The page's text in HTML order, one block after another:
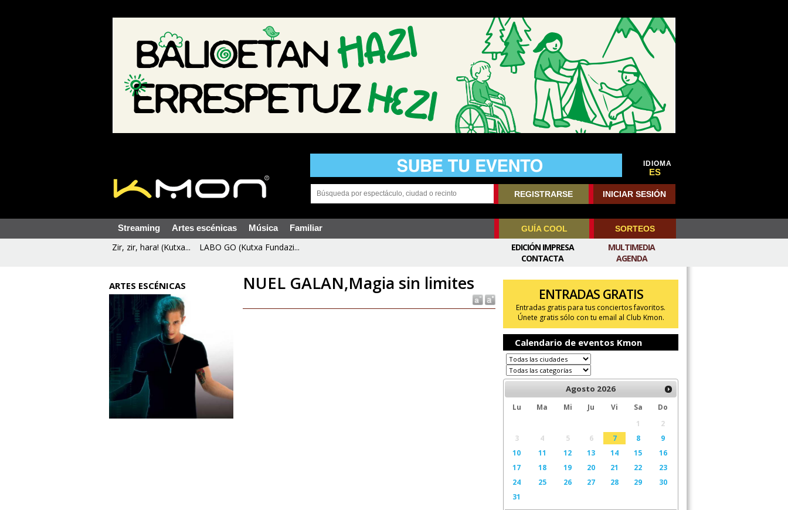
IDIOMA
ES
REGISTRARSE INICIAR SESIÓN
Streaming Artes escénicas Música Familiar GUÍA COOL SORTEOS
Zir, zir, hara! (Kutxa... LABO GO (Kutxa Fundazi...
MULTIMEDIA
AGENDA
EDICIÓN IMPRESA
CONTACTA
ARTES ESCÉNICAS NUEL GALAN,Magia sin limites
ENTRADAS GRATIS
Entradas gratis para tus conciertos favoritos.
Únete gratis sólo con tu email al Club Kmon.
Calendario de eventos Kmon
Agosto 2026
Lu Ma Mi Ju Vi Sa
Do
1
2
3
4 5 6 7 8
9
10
11 12 13 14 15
16
17
18 19 20 21 22
23
24
25 26 27 28 29
30
31